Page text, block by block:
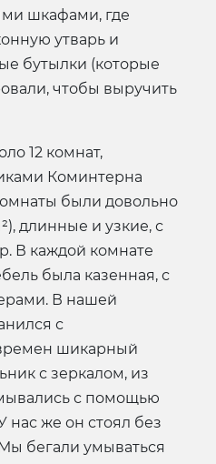
шкафами, где
утварь и
бутылки (которые
чтобы выручить
12 комнат,
Коминтерна
были довольно
длинные и узкие, с
В каждой комнате
была казенная, с
В нашей
с
шикарный
с зеркалом, из
с помощью
нас же он стоял без
бегали умываться